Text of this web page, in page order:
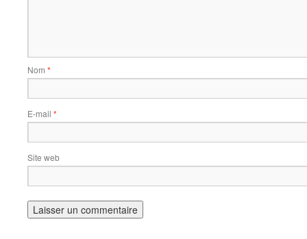
Nom *
E-mail *
Site web